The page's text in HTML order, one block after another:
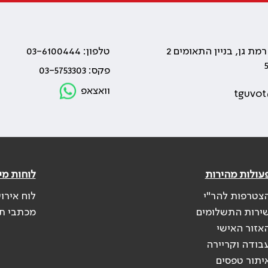
טלפון: 03-6100444
פקס: 03-5753303
וואצאפ
מהירות
להר"י
התשלומים
האישי
וקריירה
טפסים
לוחות
לוח
מכתבי